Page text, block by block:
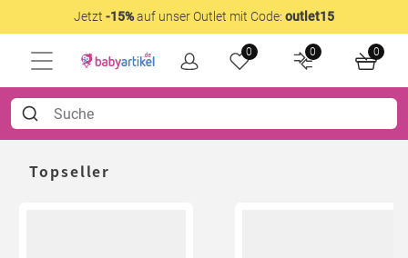
Jetzt -15%auf unser Outlet mit Code: outlet15
0 0 0
Topseller